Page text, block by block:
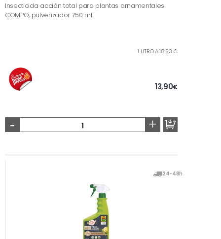
Insecticida acción total para plantas ornamentales
COMPO, pulverizador 750 ml
1 LITRO A 18,53 €
13,90€
- +
24-48h